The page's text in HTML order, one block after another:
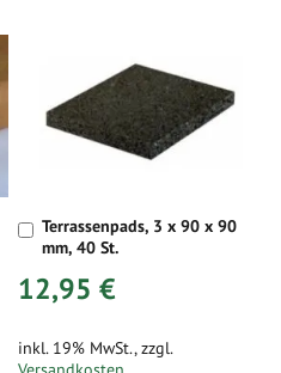
Terrassenpads, 3 x 90 x 90
mm, 40 St.
12,95 €
inkl. 19% MwSt.,zzgl.
In
den